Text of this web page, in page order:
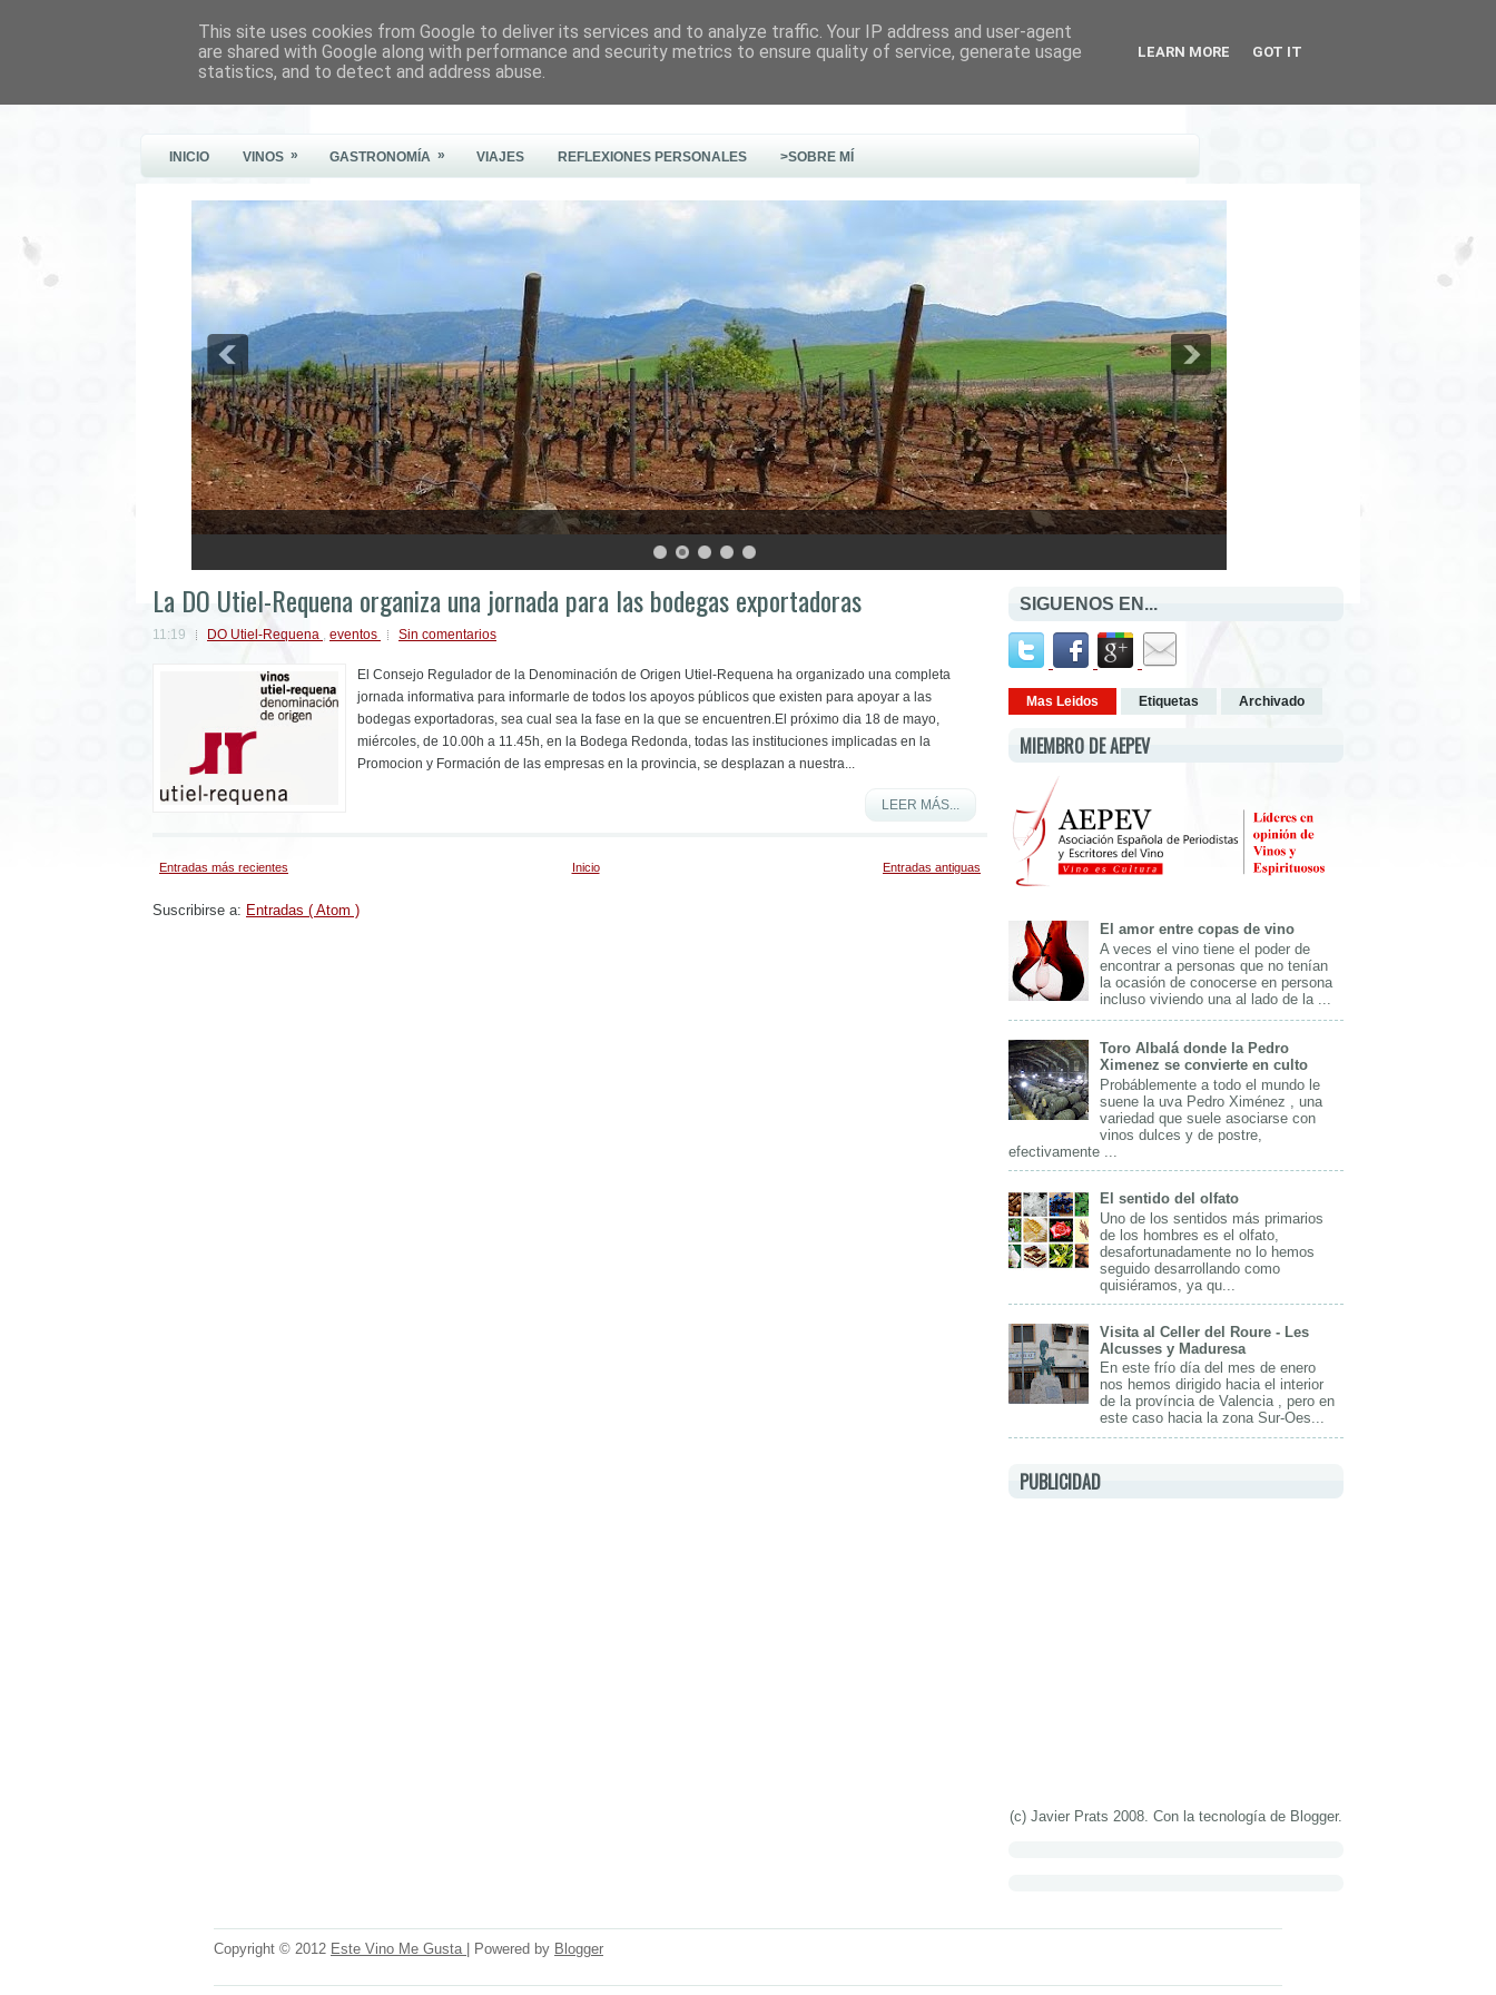
Este Vino Me Gusta
INICIO VINOS » GASTRONOMÍA » VIAJES REFLEXIONES PERSONALES >SOBRE MÍ
La DO Utiel-Requena organiza una jornada para las bodegas exportadoras
11:19 DO Utiel-Requena , eventos Sin comentarios
El Consejo Regulador de la Denominación de Origen Utiel-Requena ha organizado una completa
jornada informativa para informarle de todos los apoyos públicos que existen para apoyar a las
bodegas exportadoras, sea cual sea la fase en la que se encuentren.El próximo dia 18 de mayo,
miércoles, de 10.00h a 11.45h, en la Bodega Redonda, todas las instituciones implicadas en la
Promocion y Formación de las empresas en la provincia, se desplazan a nuestra...
LEER MÁS...
Entradas más recientes Entradas antiguas
Inicio
Suscribirse a: Entradas ( Atom )
SIGUENOS EN...
Mas Leidos Etiquetas Archivado
MIEMBRO DE AEPEV
El amor entre copas de vino
A veces el vino tiene el poder de
encontrar a personas que no tenían
la ocasión de conocerse en persona
incluso viviendo una al lado de la ...
Toro Albalá donde la Pedro
Ximenez se convierte en culto
Probáblemente a todo el mundo le
suene la uva Pedro Ximénez , una
variedad que suele asociarse con
vinos dulces y de postre,
efectivamente ...
El sentido del olfato
Uno de los sentidos más primarios
de los hombres es el olfato,
desafortunadamente no lo hemos
seguido desarrollando como
quisiéramos, ya qu...
Visita al Celler del Roure - Les
Alcusses y Maduresa
En este frío día del mes de enero
nos hemos dirigido hacia el interior
de la província de Valencia , pero en
este caso hacia la zona Sur-Oes...
PUBLICIDAD
(c) Javier Prats 2008. Con la tecnología de Blogger.
Copyright © 2012 Este Vino Me Gusta | Powered by Blogger
This site uses cookies from Google to deliver its services and to analyze traffic. Your IP address and user-agent
are shared with Google along with performance and security metrics to ensure quality of service, generate usage
statistics, and to detect and address abuse.
LEARN MORE GOT IT